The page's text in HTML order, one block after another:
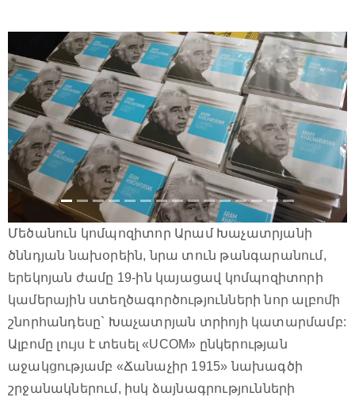
Մեծանուն կոմպոզիտոր Արամ Խաչատրյանի
ծննդյան նախօրեին, նրա տուն թանգարանում,
երեկոյան ժամը 19-ին կայացավ կոմպոզիտորի
կամերային ստեղծագործությունների նոր ալբոմի
շնորհանդեսը` Խաչատրյան տրիոյի կատարմամբ:
Ալբոմը լույս է տեսել «UCOM» ընկերության
աջակցությամբ «Ճանաչիր 1915» նախագծի
շրջանակներում, իսկ ձայնագրությունների